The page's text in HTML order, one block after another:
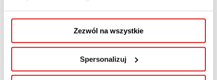
Zezwól na wszystkie
Spersonalizuj
studia w roku akademickim 2026/2027.
Promocja obejmuje kierunki:administracja
bezpieczeństwo wewnętrzne,finanse i
media i dziennikarstwo
socjalna,stosunki międzynarodowe,